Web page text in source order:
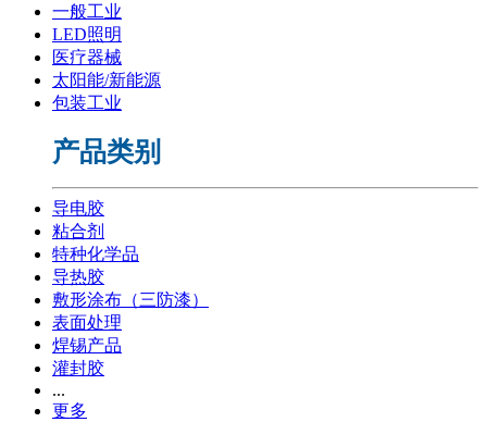
一般工业
LED照明
医疗器械
太阳能/新能源
包装工业
产品类别
导电胶
粘合剂
特种化学品
导热胶
敷形涂布（三防漆）
表面处理
焊锡产品
灌封胶
...
更多